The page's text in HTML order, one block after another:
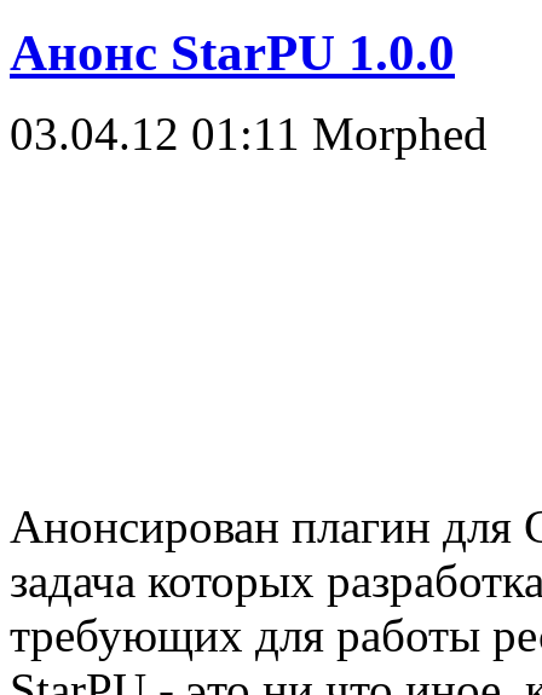
Анонс StarPU 1.0.0
03.04.12 01:11 Morphed
Анонсирован плагин для
задача которых
требующих для работы